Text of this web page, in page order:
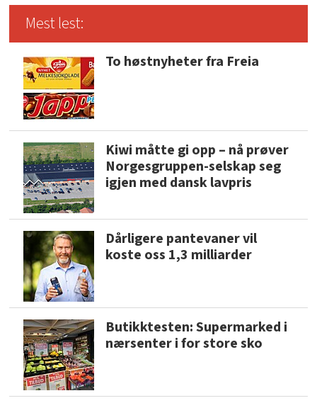
Mest lest:
To høstnyheter fra Freia
Kiwi måtte gi opp – nå prøver
Norgesgruppen-selskap seg
igjen med dansk lavpris
Dårligere pantevaner vil
koste oss 1,3 milliarder
Butikktesten: Supermarked i
nærsenter i for store sko